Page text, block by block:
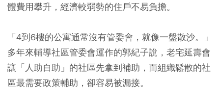
體費用攀升，經濟較弱勢的住戶不易負擔。
「4到6樓的公寓通常沒有管委會，就像一盤散沙。」
多年來輔導社區管委會運作的郭紀子說，老宅延壽會
讓「人助自助」的社區先拿到補助，而組織鬆散的社
區最需要政策輔助，卻容易被漏接。